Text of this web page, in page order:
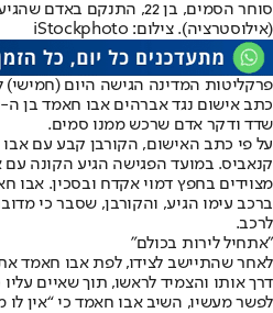
סוחר הסמים, בן 22, התנקם
(אילוסטרציה). צילום: iStockphoto
פרקליטות המדינה הגישה היום
שדד ודקר אדם שרכש ממנו סמים.
על פי כתב האישום, הקורבן קבע עם
קנאביס. במועד הפגישה הגיע הקונה
מצוידים בחפץ דמוי אקדח ובסכין.
ברכב עימו הגיע, והקורבן, שסבר כי
לרכב.
"אתחיל לירות בכולם"
לאחר שהתיישב לצידו, לפת אבו חאמד
דרך אותו והצמיד לראשו, תוך שאיים
לפשר מעשיו, השיב אבו חאמד כי “אין לו